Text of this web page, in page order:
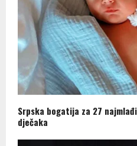
Srpska bogatija za 27
dječaka